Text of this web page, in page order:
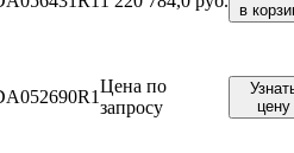
в
Цена по
запросу
цену